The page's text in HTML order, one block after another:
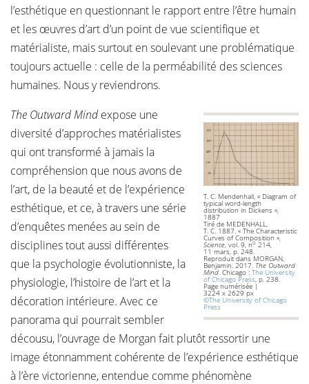
l’esthétique en questionnant le rapport entre l’être humain
et les œuvres d’art d’un point de vue scientifique et
matérialiste, mais surtout en soulevant une problématique
toujours actuelle : celle de la perméabilité des sciences
humaines. Nous y reviendrons.
T. C. Mendenhall, « Diagram of
typical word-length
distribution in Dickens »,
1887
Tiré de MEDENHALL,
T. C. 1887. « The Characteristic
Curves of Composition »,
Science, vol. 9, no 214,
11 mars, p. 248.
Reproduit dans MORGAN,
Benjamin. 2017. The Outward
Mind. Chicago :The University
of Chicago Press, p. 238.
Page numérisée |
3224 x 2629 px
©The University of Chicago
Press
The Outward Mindexpose une
diversité d’approches matérialistes
qui ont transformé à jamais la
compréhension que nous avons de
l’art, de la beauté et de l’expérience
esthétique, et ce, à travers une série
d’enquêtes menées au sein de
disciplines tout aussi différentes
que la psychologie évolutionniste, la
physiologie, l’histoire de l’art et la
décoration intérieure. Avec ce
panorama qui pourrait sembler
décousu, l’ouvrage de Morgan fait plutôt ressortir une
image étonnamment cohérente de l’expérience esthétique
à l’ère victorienne, entendue comme phénomène